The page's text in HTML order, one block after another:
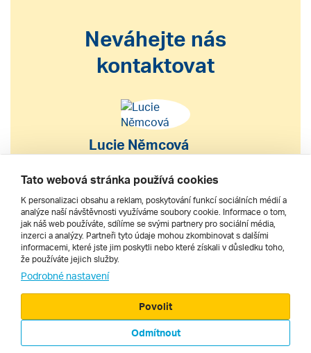
Neváhejte nás
kontaktovat
Lucie Němcová
S výběrem nebo nákupem
zájezdu vám pomohu
222 200 610
Tato webová stránka používá cookies
K personalizaci obsahu a reklam, poskytování funkcí sociálních médií a
analýze naší návštěvnosti využíváme soubory cookie. Informace o tom,
jak náš web používáte, sdílíme se svými partnery pro sociální média,
inzerci a analýzy. Partneři tyto údaje mohou zkombinovat s dalšími
informacemi, které jste jim poskytli nebo které získali v důsledku toho,
že používáte jejich služby.
Podrobné nastavení
Odmítnout
Povolit